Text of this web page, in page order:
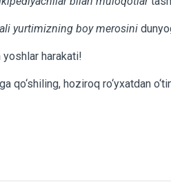
yurtimizning boy merosini
harakati!
hoziroq ro‘yxatdan